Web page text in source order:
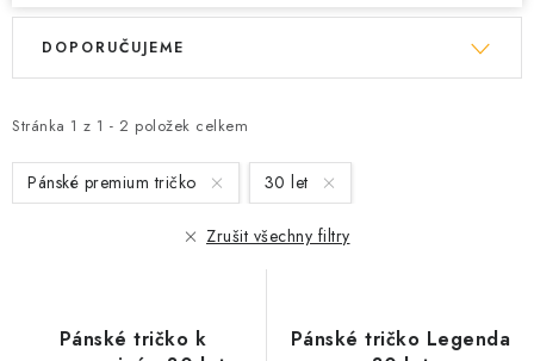
V
i
s
p
Stránka 1 z 1 - 2 položek celkem
Ř
e
n
í
DOPORUČUJEME
Pánské premium tričko 30 let
Zrušit všechny filtry
Pánské tričko k
Pánské tričko Legenda